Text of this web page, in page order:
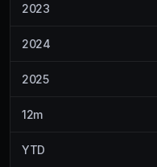
2023
2024
2025
12m
YTD